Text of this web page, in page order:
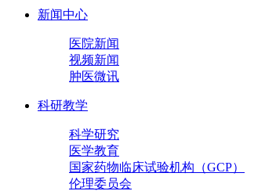
新闻中心
医院新闻
视频新闻
肿医微讯
科研教学
科学研究
医学教育
国家药物临床试验机构（GCP）
伦理委员会